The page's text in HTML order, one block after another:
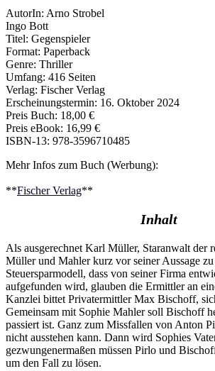
AutorIn: Arno Strobel
Ingo Bott
Titel: Gegenspieler
Format: Paperback
Genre: Thriller
Umfang: 416 Seiten
Verlag: Fischer Verlag
Erscheinungstermin: 16. Oktober 2024
Preis Buch: 18,00 €
Preis eBook: 16,99 €
ISBN-13: 978-3596710485
Mehr Infos zum Buch (Werbung):
**Fischer Verlag**
Inhalt
Als ausgerechnet Karl Müller, Staranwalt der
Müller und Mahler kurz vor seiner Aussage
Steuersparmodell, dass von seiner Firma
aufgefunden wird, glauben die Ermittler an
Kanzlei bittet Privatermittler Max Bischoff,
Gemeinsam mit Sophie Mahler soll Bischoff
passiert ist. Ganz zum Missfallen von Anton
nicht ausstehen kann. Dann wird Sophies
gezwungenermaßen müssen Pirlo und
um den Fall zu lösen.